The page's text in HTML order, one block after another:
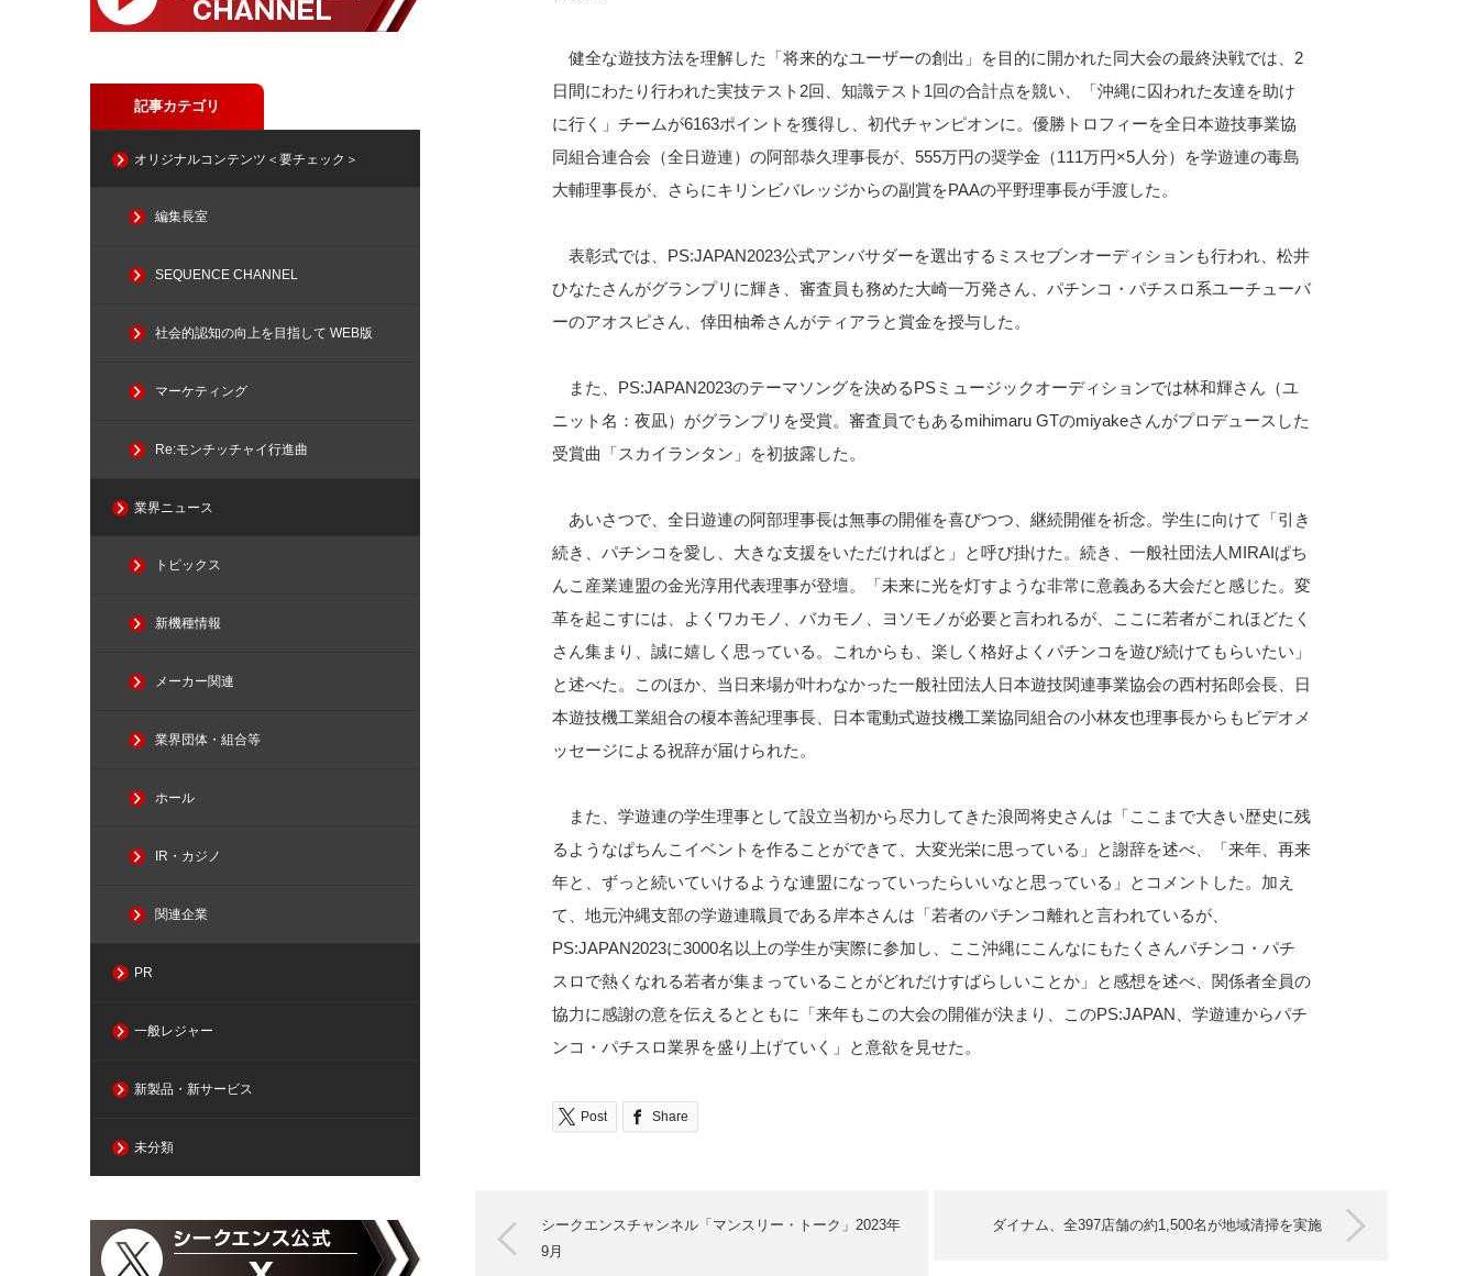
健全な遊技方法を理解した「将来的なユーザーの創出」を目的に開かれた同大会の最終決戦では、2
日間にわたり行われた実技テスト2回、知識テスト1回の合計点を競い、「沖縄に囚われた友達を助け
に行く」チームが6163ポイントを獲得し、初代チャンピオンに。優勝トロフィーを全日本遊技事業協
同組合連合会（全日遊連）の阿部恭久理事長が、555万円の奨学金（111万円×5人分）を学遊連の毒島
大輔理事長が、さらにキリンビバレッジからの副賞をPAAの平野理事長が手渡した。
表彰式では、PS:JAPAN2023公式アンバサダーを選出するミスセブンオーディションも行われ、松井
ひなたさんがグランプリに輝き、審査員も務めた大崎一万発さん、パチンコ・パチスロ系ユーチューバ
ーのアオスピさん、倖田柚希さんがティアラと賞金を授与した。
また、PS:JAPAN2023のテーマソングを決めるPSミュージックオーディションでは林和輝さん（ユ
ニット名：夜凪）がグランプリを受賞。審査員でもあるmihimaru GTのmiyakeさんがプロデュースした
受賞曲「スカイランタン」を初披露した。
あいさつで、全日遊連の阿部理事長は無事の開催を喜びつつ、継続開催を祈念。学生に向けて「引き
続き、パチンコを愛し、大きな支援をいただければと」と呼び掛けた。続き、一般社団法人MIRAIぱち
んこ産業連盟の金光淳用代表理事が登壇。「未来に光を灯すような非常に意義ある大会だと感じた。変
革を起こすには、よくワカモノ、バカモノ、ヨソモノが必要と言われるが、ここに若者がこれほどたく
さん集まり、誠に嬉しく思っている。これからも、楽しく格好よくパチンコを遊び続けてもらいたい」
と述べた。このほか、当日来場が叶わなかった一般社団法人日本遊技関連事業協会の西村拓郎会長、日
本遊技機工業組合の榎本善紀理事長、日本電動式遊技機工業協同組合の小林友也理事長からもビデオメ
ッセージによる祝辞が届けられた。
また、学遊連の学生理事として設立当初から尽力してきた浪岡将史さんは「ここまで大きい歴史に残
るようなぱちんこイベントを作ることができて、大変光栄に思っている」と謝辞を述べ、「来年、再来
年と、ずっと続いていけるような連盟になっていったらいいなと思っている」とコメントした。加え
て、地元沖縄支部の学遊連職員である岸本さんは「若者のパチンコ離れと言われているが、
PS:JAPAN2023に3000名以上の学生が実際に参加し、ここ沖縄にこんなにもたくさんパチンコ・パチ
スロで熱くなれる若者が集まっていることがどれだけすばらしいことか」と感想を述べ、関係者全員の
協力に感謝の意を伝えるとともに「来年もこの大会の開催が決まり、このPS:JAPAN、学遊連からパチ
ンコ・パチスロ業界を盛り上げていく」と意欲を見せた。
Post Share
シークエンスチャンネル「マンスリー・トーク」2023年
9月
ダイナム、全397店舗の約1,500名が地域清掃を実施
記事カテゴリ
オリジナルコンテンツ＜要チェック＞
編集長室
SEQUENCE CHANNEL
社会的認知の向上を目指して WEB版
マーケティング
Re:モンチッチャイ行進曲
業界ニュース
トピックス
新機種情報
メーカー関連
業界団体・組合等
ホール
IR・カジノ
関連企業
PR
一般レジャー
新製品・新サービス
未分類